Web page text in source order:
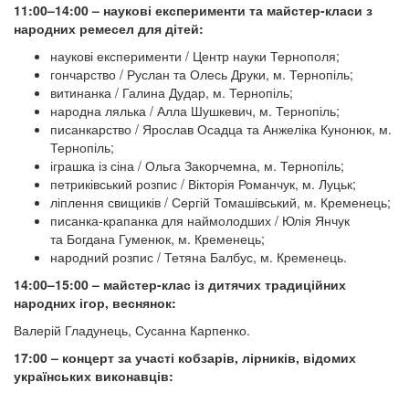
11:00–14:00 – наукові експерименти та майстер-класи з
народних ремесел для дітей:
наукові експерименти / Центр науки Тернополя;
гончарство / Руслан та Олесь Друки, м. Тернопіль;
витинанка / Галина Дудар, м. Тернопіль;
народна лялька / Алла Шушкевич, м. Тернопіль;
писанкарство / Ярослав Осадца та Анжеліка Кунонюк, м.
Тернопіль;
іграшка із сіна / Ольга Закорчемна, м. Тернопіль;
петриківський розпис / Вікторія Романчук, м. Луцьк;
ліплення свищиків / Сергій Томашівський, м. Кременець;
писанка-крапанка для наймолодших / Юлія Янчук
та Богдана Гуменюк, м. Кременець;
народний розпис / Тетяна Балбус, м. Кременець.
14:00–15:00 – майстер-клас із дитячих традиційних
народних ігор, веснянок:
Валерій Гладунець, Сусанна Карпенко.
17:00 – концерт за участі кобзарів, лірників, відомих
українських виконавців: